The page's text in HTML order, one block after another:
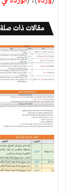
مقالات ذات صلة